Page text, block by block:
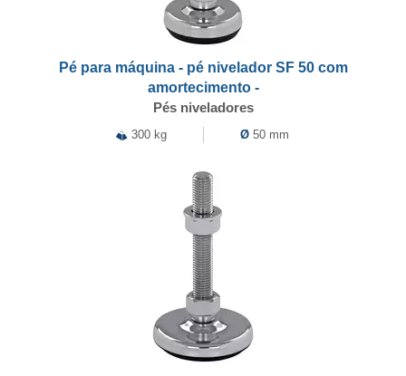
Pé para máquina - pé nivelador SF 50 com
amortecimento -
Pés niveladores
300 kg Ø 50 mm